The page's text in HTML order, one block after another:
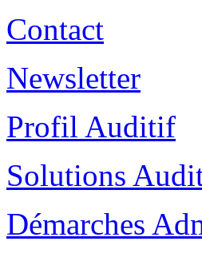
Contact
Newsletter
Profil Auditif
Solutions
Démarches